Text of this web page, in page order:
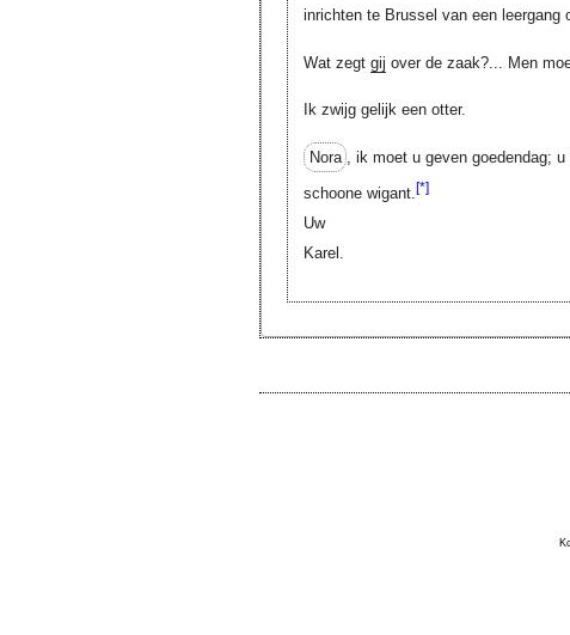
inrichten te Brussel van een leergang
Wat zegt gij over de zaak?... Men
Ik zwijg gelijk een otter.
Nora , ik moet u geven goedendag;
schoone wigant.[*]
Uw
Karel.